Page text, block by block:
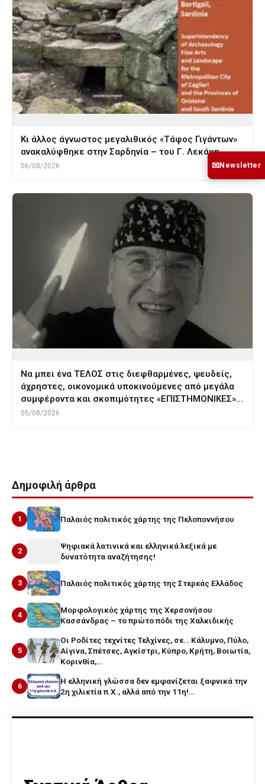
Κι άλλος άγνωστος μεγαλιθικός «Τάφος Γιγάντων»
ανακαλύφθηκε στην Σαρδηνία – του Γ. Λεκάκη
06/08/2026
Να μπει ένα ΤΕΛΟΣ στις διεφθαρμένες, ψευδείς,
άχρηστες, οικονομικά υποκινούμενες από μεγάλα
συμφέροντα και σκοπιμότητες «ΕΠΙΣΤΗΜΟΝΙΚΕΣ»…
05/08/2026
Δημοφιλή άρθρα
1 Παλαιός πολιτικός χάρτης της Πελοποννήσου
2
Ψηφιακά λατινικά και ελληνικά λεξικά με
δυνατότητα αναζήτησης!
3 Παλαιός πολιτικός χάρτης της Στερεάς Ελλάδος
4
Μορφολογικός χάρτης της Χερσονήσου
Κασσάνδρας – το πρώτο πόδι της Χαλκιδικής
5
Οι Ροδίτες τεχνίτες Τελχίνες, σε… Κάλυμνο, Πύλο,
Αίγινα, Σπέτσες, Αγκίστρι, Κύπρο, Κρήτη, Βοιωτία,
Κορινθία,…
6
Η ελληνική γλώσσα δεν εμφανίζεται ξαφνικά την
2η χιλιετία π.Χ., αλλά από την 11η!…
✉Newsletter